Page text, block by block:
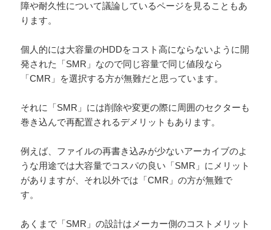
障や耐久性について議論しているページを見ることもあ
ります。
個人的には大容量のHDDをコスト高にならないように開
発された「SMR」なので同じ容量で同じ値段なら
「CMR」を選択する方が無難だと思っています。
それに「SMR」には削除や変更の際に周囲のセクターも
巻き込んで再配置されるデメリットもあります。
例えば、ファイルの再書き込みが少ないアーカイブのよ
うな用途では大容量でコスパの良い「SMR」にメリット
がありますが、それ以外では「CMR」の方が無難で
す。
あくまで「SMR」の設計はメーカー側のコストメリット